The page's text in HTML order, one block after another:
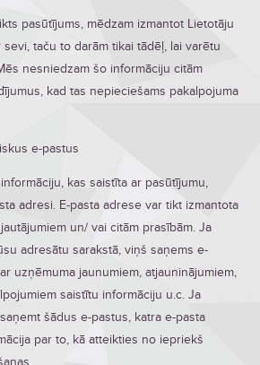
pasūtījums, mēdzam izmantot Lietotāju
taču to darām tikai tādēļ, lai varētu
nesniedzam šo informāciju citām
kad tas nepieciešams pakalpojuma
e-pastus
kas saistīta ar pasūtījumu,
adresi. E-pasta adrese var tikt izmantota
un/ vai citām prasībām. Ja
adresātu sarakstā, viņš saņems e-
uzņēmuma jaunumiem, atjauninājumiem,
saistītu informāciju u.c. Ja
šādus e-pastus, katra e-pasta
par to, kā atteikties no iepriekš